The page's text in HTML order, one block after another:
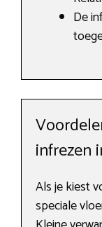
De
infrezen
Als je kiest
speciale